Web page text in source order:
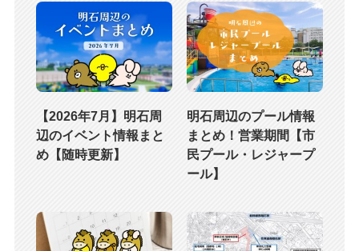
【2026年7月】明石周
辺のイベント情報まと
め【随時更新】
明石周辺のプール情報
まとめ！営業期間【市
民プール・レジャープ
ール】